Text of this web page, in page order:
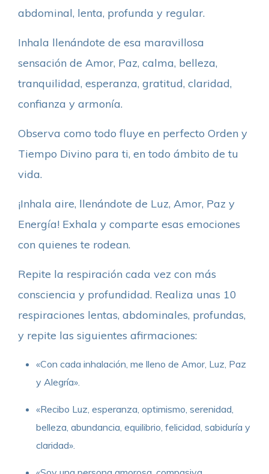
abdominal, lenta, profunda y regular.
Inhala llenándote de esa maravillosa
sensación de Amor, Paz, calma, belleza,
tranquilidad, esperanza, gratitud, claridad,
confianza y armonía.
Observa como todo fluye en perfecto Orden y
Tiempo Divino para ti, en todo ámbito de tu
vida.
¡Inhala aire, llenándote de Luz, Amor, Paz y
Energía! Exhala y comparte esas emociones
con quienes te rodean.
Repite la respiración cada vez con más
consciencia y profundidad. Realiza unas 10
respiraciones lentas, abdominales, profundas,
y repite las siguientes afirmaciones:
«Con cada inhalación, me lleno de Amor, Luz, Paz
y Alegría».
«Recibo Luz, esperanza, optimismo, serenidad,
belleza, abundancia, equilibrio, felicidad, sabiduría y
claridad».